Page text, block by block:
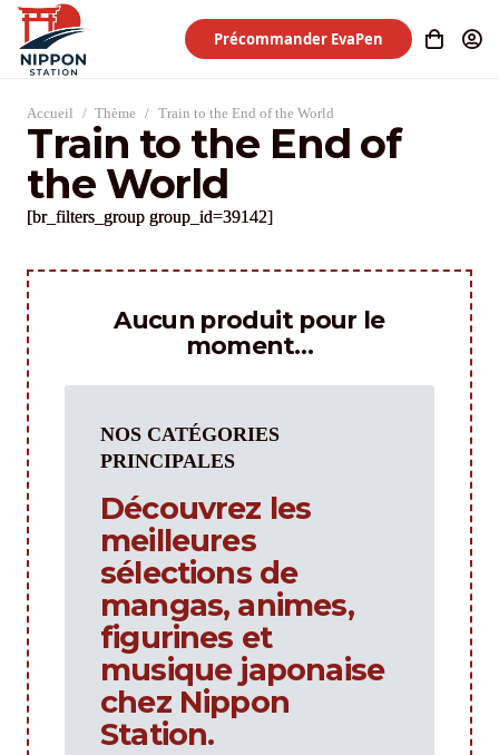
Précommander EvaPen
Accueil / Thème / Train to the End of the World
Train to the End of
the World
[br_filters_group group_id=39142]
Aucun produit pour le
moment…
NOS CATÉGORIES
PRINCIPALES
Découvrez les
meilleures
sélections de
mangas, animes,
figurines et
musique japonaise
chez Nippon
Station.